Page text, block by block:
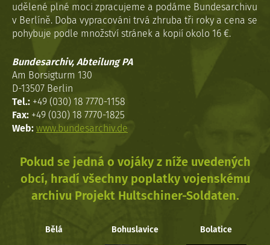
udělené plné moci zpracujeme a podáme Bundesarchivu
v Berlíně. Doba vypracováni trvá zhruba tři roky a cena se
pohybuje podle množství stránek a kopií okolo 16 €.
Bundesarchiv, Abteilung PA
Am Borsigturm 130
D-13507 Berlin
Tel.: +49 (030) 18 7770-1158
Fax: +49 (030) 18 7770-1825
Web: www.bundesarchiv.de
Pokud se jedná o vojáky z níže uvedených
obcí, hradí všechny poplatky vojenskému
archivu Projekt Hultschiner-Soldaten.
Bělá Bohuslavice Bolatice